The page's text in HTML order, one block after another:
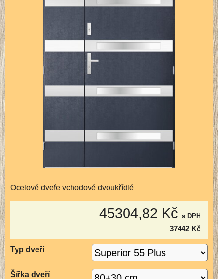
Ocelové dveře vchodové dvoukřídlé
45304,82 Kč s DPH
37442 Kč
Typ dveří
Šířka dveří